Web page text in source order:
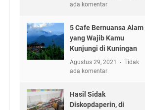
ada komentar
5 Cafe Bernuansa Alam
yang Wajib Kamu
Kunjungi di Kuningan
Agustus 29, 2021
Tidak
ada komentar
Hasil Sidak
Diskopdaperin, di